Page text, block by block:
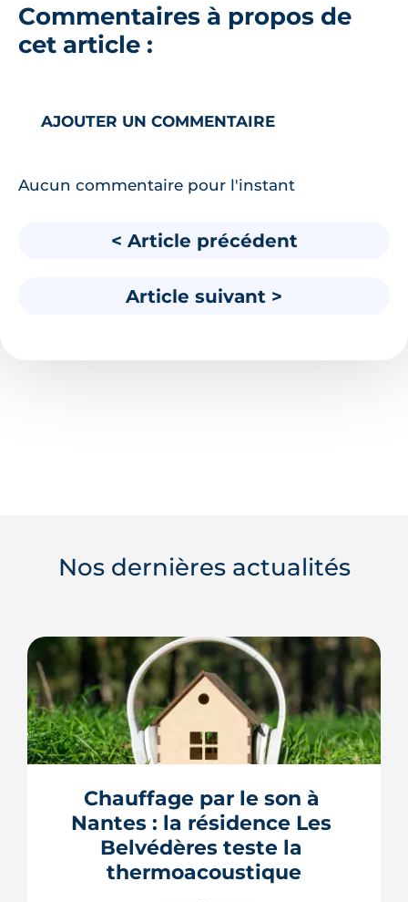
Commentaires à propos de
cet article :
AJOUTER UN COMMENTAIRE
Aucun commentaire pour l'instant
< Article précédent
Article suivant >
Nos dernières actualités
Chauffage par le son à
Nantes : la résidence Les
Belvédères teste la
thermoacoustique